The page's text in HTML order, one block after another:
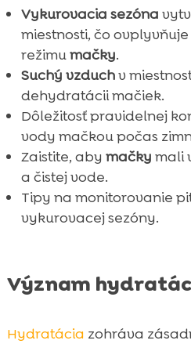
Vykurovacia sezóna
miestnosti, čo
režimumačky.
Suchý vzduchv
dehydratácii mačiek.
Dôležitosť pravidelnej
vody mačkou počas
Zaistite, aby mačky mali
a čistej vode.
Tipy na monitorovanie
vykurovacej sezóny.
Význam
Hydratácia zohráva